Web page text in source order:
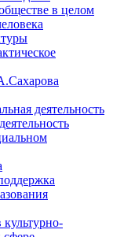
в целом
деятельность